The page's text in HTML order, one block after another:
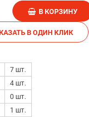
В КОРЗИНУ
ЗАКАЗАТЬ В ОДИН КЛИК
7 шт.
4 шт.
0 шт.
1 шт.